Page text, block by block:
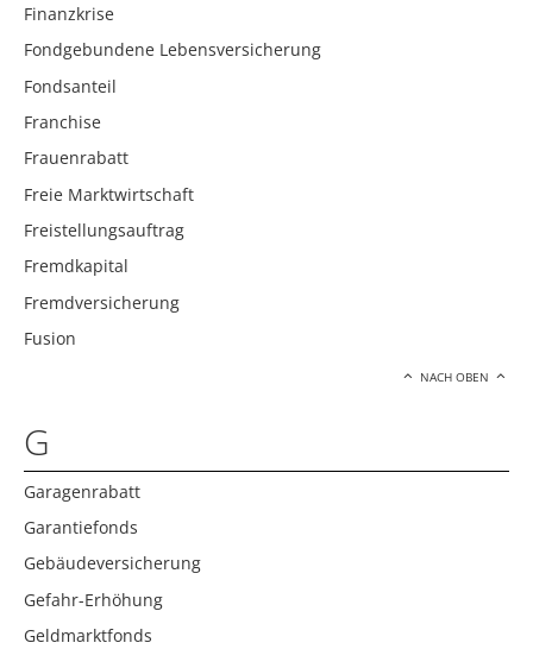
Finanzkrise
Fondgebundene Lebensversicherung
Fondsanteil
Franchise
Frauenrabatt
Freie Marktwirtschaft
Freistellungsauftrag
Fremdkapital
Fremdversicherung
Fusion
NACH OBEN
G
Garagenrabatt
Garantiefonds
Gebäudeversicherung
Gefahr-Erhöhung
Geldmarktfonds